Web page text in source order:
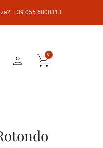
+39 055 6800313
person shopping_cart
0